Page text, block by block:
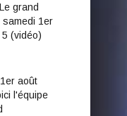
grand
samedi 1er
(vidéo)
août
l'équipe